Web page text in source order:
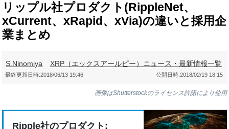
リップル社プロダクト(RippleNet、
xCurrent、xRapid、xVia)の違いと採用企
業まとめ
S.Ninomiya XRP（エックスアールピー）ニュース・最新情報一覧
公開日時:2018/02/19 18:15
最終更新日時:2018/06/13 19:46
画像はShutterstockのライセンス許諾により使用
Ripple社のプロダクト: